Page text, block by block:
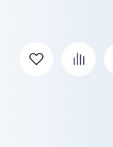
Избранное